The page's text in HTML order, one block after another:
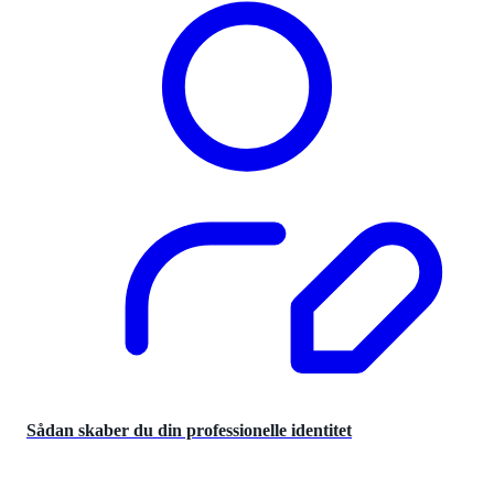
Sådan skaber du din professionelle identitet